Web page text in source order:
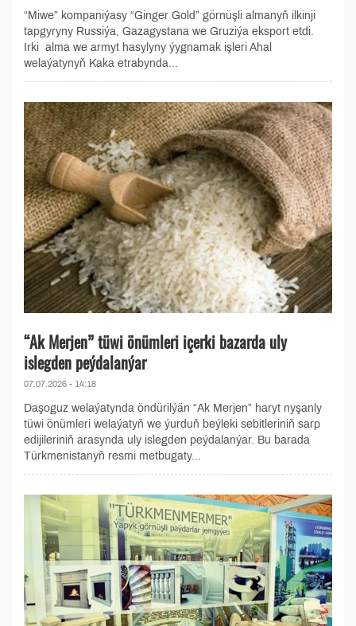
“Miwe” kompaniýasy “Ginger Gold” görnüşli almanyň ilkinji
tapgyryny Russiýa, Gazagystana we Gruziýa eksport etdi.
Irki alma we armyt hasylyny ýygnamak işleri Ahal
welaýatynyň Kaka etrabynda...
“Ak Merjen” tüwi önümleri içerki bazarda uly
islegden peýdalanýar
07.07.2026 - 14:18
Daşoguz welaýatynda öndürilýän “Ak Merjen” haryt nyşanly
tüwi önümleri welaýatyň we ýurduň beýleki sebitleriniň sarp
edijileriniň arasynda uly islegden peýdalanýar. Bu barada
Türkmenistanyň resmi metbugaty...